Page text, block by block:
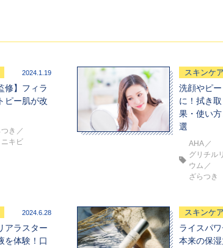
2024.1.19
修】フィラ
ピー肌が改
き
ニキビ
スキンケア
洗顔やピ
に！拭き
果・使い
選
AHA
グリチル
ウム
ざらつき
2024.6.28
アラスター
を体験！口
スキンケア
ライスパ
本来の保湿